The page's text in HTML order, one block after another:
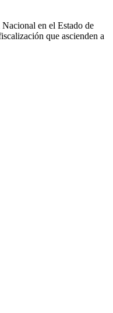
en el Estado de
que ascienden a